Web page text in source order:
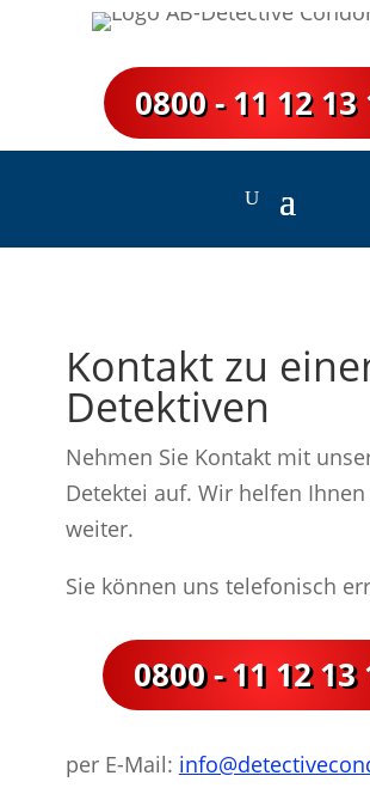
0800 - 11 12 13
Kontakt zu
Detektiven
Nehmen Sie Kontakt mit
Detektei auf. Wir helfen
weiter.
Sie können uns telefonisch
0800 - 11 12 13
per E-Mail: